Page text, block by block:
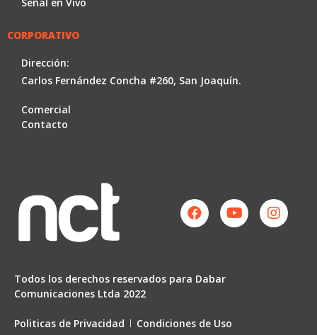
CORPORATIVO
Dirección:
Carlos Fernández Concha #260, San Joaquín.
Comercial
Contacto
Todos los derechos reservados para Dabar
Comunicaciones Ltda 2022
Politicas de Privacidad Condiciones de Uso